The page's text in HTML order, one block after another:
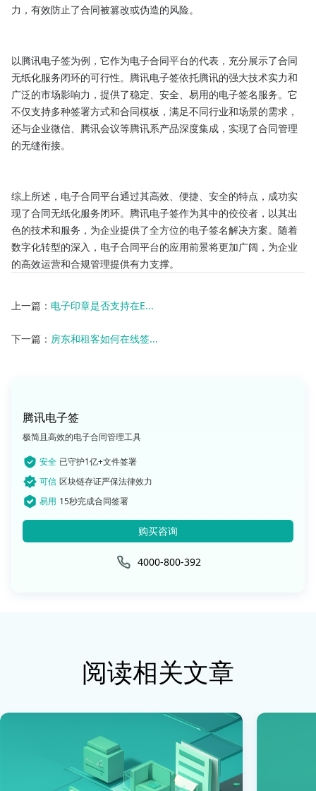
力，有效防止了合同被篡改或伪造的风险。
以腾讯电子签为例，它作为电子合同平台的代表，充分展示了合同
无纸化服务闭环的可行性。腾讯电子签依托腾讯的强大技术实力和
广泛的市场影响力，提供了稳定、安全、易用的电子签名服务。它
不仅支持多种签署方式和合同模板，满足不同行业和场景的需求，
还与企业微信、腾讯会议等腾讯系产品深度集成，实现了合同管理
的无缝衔接。
综上所述，电子合同平台通过其高效、便捷、安全的特点，成功实
现了合同无纸化服务闭环。腾讯电子签作为其中的佼佼者，以其出
色的技术和服务，为企业提供了全方位的电子签名解决方案。随着
数字化转型的深入，电子合同平台的应用前景将更加广阔，为企业
的高效运营和合规管理提供有力支撑。
上一篇： 电子印章是否支持在E...
下一篇： 房东和租客如何在线签...
腾讯电子签
极简且高效的电子合同管理工具
安全 已守护1亿+文件签署
可信 区块链存证严保法律效力
易用 15秒完成合同签署
购买咨询
4000-800-392
阅读相关文章